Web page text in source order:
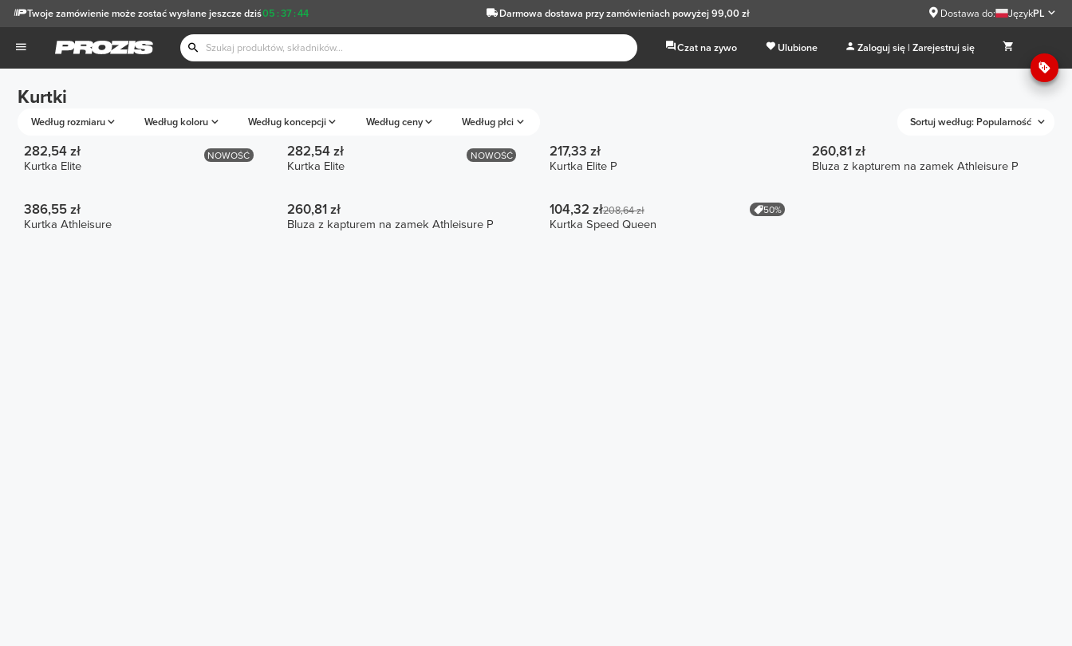
05 :37 :44
Twoje zamówienie może zostać wysłane jeszcze dziś Darmowa dostawa przy zamówieniach powyżej 99,00 zł Dostawa do: JęzykPL
Czat na zywo Ulubione Zaloguj się | Zarejestruj się
Kurtki
Według rozmiaru Według koloru Według koncepcji Według ceny Według płci Sortuj według: Popularność
NOWOŚĆ
282,54 zł
Kurtka Elite
NOWOŚĆ
282,54 zł
Kurtka Elite
217,33 zł
Kurtka Elite P
260,81 zł
Bluza z kapturem na zamek Athleisure P
386,55 zł
Kurtka Athleisure
260,81 zł
Bluza z kapturem na zamek Athleisure P
104,32 zł208,64 zł 50%
Kurtka Speed Queen